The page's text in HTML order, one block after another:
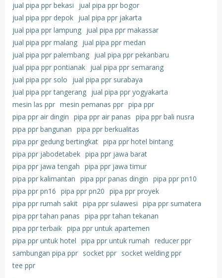
jual pipa ppr bekasi
jual pipa ppr bogor
jual pipa ppr depok jual pipa ppr jakarta
jual pipa ppr lampung jual pipa ppr makassar
jual pipa ppr malang jual pipa ppr medan
jual pipa ppr palembang jual pipa ppr pekanbaru
jual pipa ppr pontianak jual pipa ppr semarang
jual pipa ppr solo
jual pipa ppr surabaya
jual pipa ppr tangerang jual pipa ppr yogyakarta
mesin las ppr mesin pemanas ppr pipa ppr
pipa ppr air dingin pipa ppr air panas pipa ppr bali nusra
pipa ppr bangunan pipa ppr berkualitas
pipa ppr gedung bertingkat pipa ppr hotel bintang
pipa ppr jabodetabek pipa ppr jawa barat
pipa ppr jawa tengah pipa ppr jawa timur
pipa ppr kalimantan pipa ppr panas dingin pipa ppr pn10
pipa ppr pn16 pipa ppr pn20 pipa ppr proyek
pipa ppr rumah sakit pipa ppr sulawesi pipa ppr sumatera
pipa ppr tahan panas pipa ppr tahan tekanan
pipa ppr terbaik pipa ppr untuk apartemen
pipa ppr untuk hotel pipa ppr untuk rumah reducer ppr
sambungan pipa ppr socket ppr socket welding ppr
tee ppr